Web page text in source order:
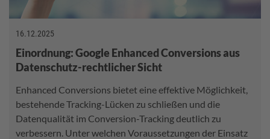
16.12.2025
Einordnung: Google Enhanced Conversions aus
Datenschutz-rechtlicher Sicht
Enhanced Conversions bietet eine effektive Möglichkeit,
bestehende Tracking-Lücken zu schließen und die
Datenqualität im Conversion-Tracking deutlich zu
verbessern. Unter welchen Voraussetzungen der Einsatz